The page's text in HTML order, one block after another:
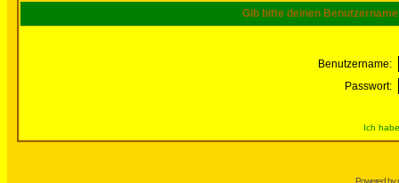
Gib bitte deinen
Benutzername:
Passwort:
Ich
Powered by